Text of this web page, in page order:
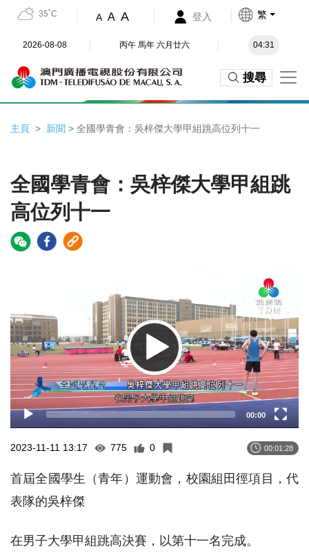
35˚C A A A 登入 繁
2026-08-08 丙午 馬年 六月廿六 04:31
搜尋
主頁 新聞 > 全國學青會：吳梓傑大學甲組跳高位列十一
全國學青會：吳梓傑大學甲組跳
高位列十一
00:00
2023-11-11 13:17 775 0 00:01:28
首屆全國學生（青年）運動會，校園組田徑項目，代
表隊的吳梓傑
在男子大學甲組跳高決賽，以第十一名完成。